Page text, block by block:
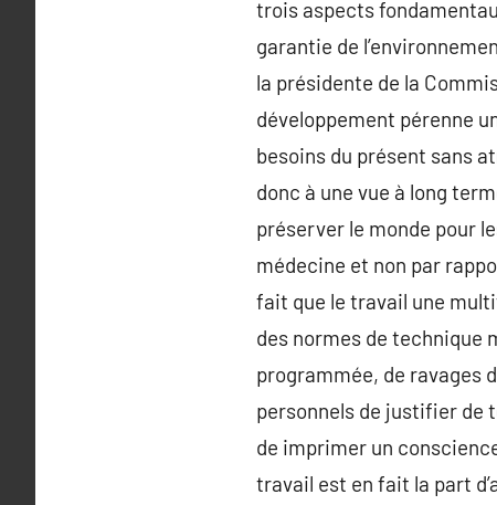
trois aspects
garantie de
la présidente de la
développement pérenne
besoins du présent sans
donc à une vue à long
préserver le monde pour
médecine et non par
fait que le travail une
des normes de technique
programmée, de ravages
personnels de justifier de
de imprimer un
travail est en fait la part